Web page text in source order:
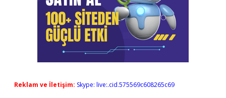
Reklam ve İletişim: Skype: live:.cid.575569c608265c69